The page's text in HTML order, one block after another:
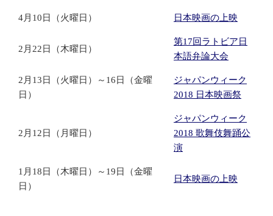
4月10日（火曜日） 日本映画の上映
2月22日（木曜日）
第17回ラトビア日
本語弁論大会
2月13日（火曜日）～16日（金曜
日）
ジャパンウィーク
2018 日本映画祭
2月12日（月曜日）
ジャパンウィーク
2018 歌舞伎舞踊公
演
1月18日（木曜日）～19日（金曜
日）
日本映画の上映